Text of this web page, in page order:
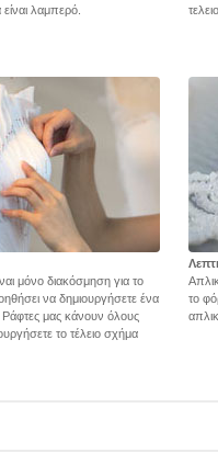
λαμπερό.
μόνο διακόσμηση για το
να δημιουργήσετε ένα
Ράφτες μας κάνουν όλους
το τέλειο σχήμα
το